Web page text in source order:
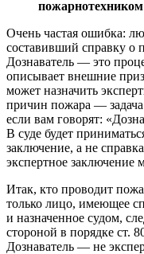
Очень частая ошибка:
составивший справку о
Дознаватель — это
описывает внешние
может назначить
причин пожара —
если вам говорят:
В суде будет
заключение, а не
экспертное заключение
Итак, кто проводит
только лицо, имеющее
и назначенное судом,
стороной в порядке
Дознаватель — не